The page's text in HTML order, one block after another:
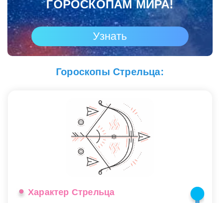
ГОРОСКОПАМ МИРА!
Узнать
Гороскопы Стрельца:
Характер Стрельца